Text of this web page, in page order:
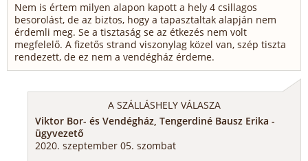
Nem is értem milyen alapon kapott a hely 4 csillagos
besorolást, de az biztos, hogy a tapasztaltak alapján nem
érdemli meg. Se a tisztaság se az étkezés nem volt
megfelelő. A fizetős strand viszonylag közel van, szép tiszta
rendezett, de ez nem a vendégház érdeme.
A SZÁLLÁSHELY VÁLASZA
Viktor Bor- és Vendégház, Tengerdiné Bausz Erika -
ügyvezető
2020. szeptember 05. szombat